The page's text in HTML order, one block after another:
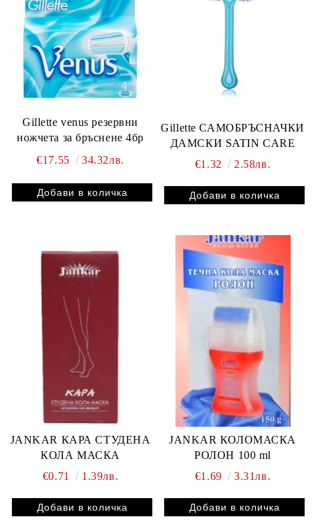
Gillette venus резервни
ножчета за бръснене 4бр
€17.55
34.32лв.
Gillette САМОБРЪСНАЧКИ
ДАМСКИ SATIN CARE
€1.32
2.58лв.
JANKAR КАРА СТУДЕНА
КОЛА МАСКА
€0.71
1.39лв.
JANKAR КОЛОМАСКА
РОЛОН 100 ml
€1.69
3.31лв.